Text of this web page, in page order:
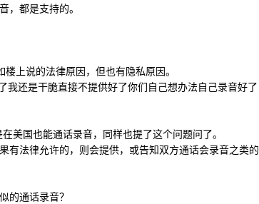
，都是支持的。
上说的法律原因，但也有隐私原因。
还是干脆直接不提供好了你们自己想办法自己录音好了
美国也能通话录音，同样也提了这个问题问了。
有法律允许的，则会提供，或告知双方通话会录音之类的
的通话录音？